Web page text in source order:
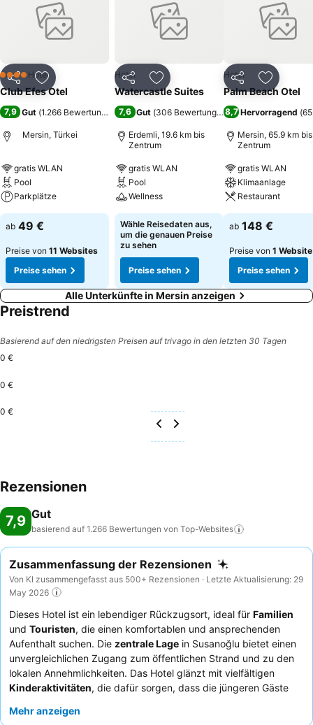
Teilen Zu Favoriten hinzufügen
4 SterneHotel
Club Efes Otel
7,9 Gut (1.266 Bewertungen)
Mersin, Türkei
gratis WLAN
Pool
Parkplätze
ab 49 €
Preise von 11 Websites
Preise sehen
Teilen Zu Favoriten hinzufügen
Hotel
Watercastle Suites
7,6 Gut (306 Bewertungen)
Erdemli, 19.6 km bis
Zentrum
gratis WLAN
Pool
Wellness
Wähle Reisedaten aus,
um die genauen Preise
zu sehen
Preise sehen
Teilen Zu
Hotel
Palm Beach Otel
8,7 Hervorragend (
Mersin, 65.9 km bis
Zentrum
gratis WLAN
Klimaanlage
Restaurant
ab 148 €
Preise von 1 Website
Preise sehen
Alle Unterkünfte in Mersin anzeigen
Preistrend
Basierend auf den niedrigsten Preisen auf trivago in den letzten 30 Tagen
0 €
0 €
0 €
Rezensionen
7,9 Gut
basierend auf 1.266 Bewertungen von Top-Websites
Zusammenfassung der Rezensionen
Von KI zusammengefasst aus 500+ Rezensionen · Letzte Aktualisierung: 29
May 2026
Dieses Hotel ist ein lebendiger Rückzugsort, ideal für Familien
und Touristen, die einen komfortablen und ansprechenden
Aufenthalt suchen. Die zentrale Lage in Susanoğlu bietet einen
unvergleichlichen Zugang zum öffentlichen Strand und zu den
lokalen Annehmlichkeiten. Das Hotel glänzt mit vielfältigen
Kinderaktivitäten, die dafür sorgen, dass die jüngeren Gäste
freundliche und aufmerksame Personal
Mehr anzeigen